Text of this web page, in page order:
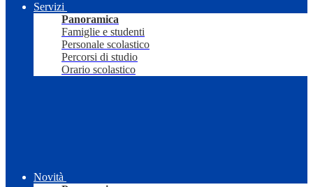
Servizi
Panoramica
Famiglie e studenti
Personale scolastico
Percorsi di studio
Orario scolastico
Novità